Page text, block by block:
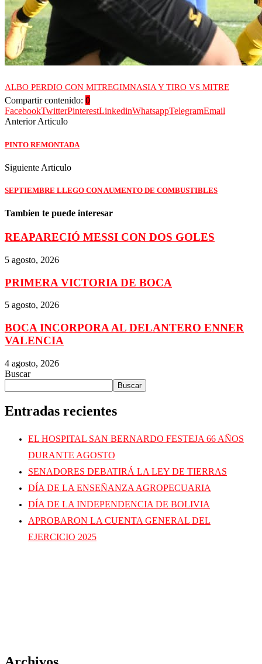
ALBO PERDIO CON MITREGIMNASIA Y TIRO VS MITRE
Compartir contenido: 0
FacebookTwitterPinterestLinkedinWhatsappTelegramEmail
Anterior Articulo
PINTO REMONTADA
Siguiente Articulo
SEPTIEMBRE LLEGO CON AUMENTO DE COMBUSTIBLES
Tambien te puede interesar
REAPARECIÓ MESSI CON DOS GOLES
5 agosto, 2026
PRIMERA VICTORIA DE BOCA
5 agosto, 2026
BOCA INCORPORA AL DELANTERO ENNER
VALENCIA
4 agosto, 2026
Buscar
Buscar
Entradas recientes
EL HOSPITAL SAN BERNARDO FESTEJA 66 AÑOS
DURANTE AGOSTO
SENADORES DEBATIRÁ LA LEY DE TIERRAS
DÍA DE LA ENSEÑANZA AGROPECUARIA
DÍA DE LA INDEPENDENCIA DE BOLIVIA
APROBARON LA CUENTA GENERAL DEL
EJERCICIO 2025